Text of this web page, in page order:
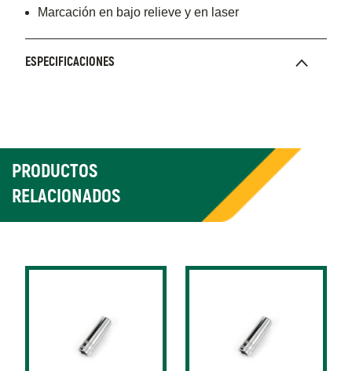
Marcación en bajo relieve y en laser
ESPECIFICACIONES
PRODUCTOS
RELACIONADOS